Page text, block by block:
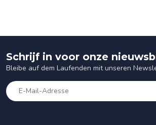
Schrijf in voor onze
Bleibe auf dem Laufenden mit unseren